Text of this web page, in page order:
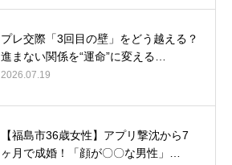
プレ交際「3回目の壁」をどう越える？
進まない関係を“運命”に変える…
2026.07.19
【福島市36歳女性】アプリ撃沈から7
ヶ月で成婚！「顔が〇〇な男性」…